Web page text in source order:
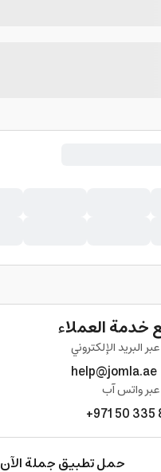
خدمة العملاء
البريد الإلكتروني
help@jomla.ae
واتس آب
+971 50
حمل تطبيق جملة الآن